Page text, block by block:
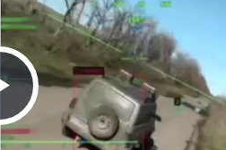
Video